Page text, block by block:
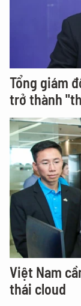
Tổng giám
trở thành
Việt Nam
thái cloud